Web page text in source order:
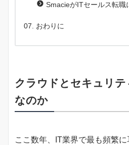
SmacieがITセールス転職
おわりに
クラウドとセキュリ
なのか
ここ数年、IT業界で最も頻繁